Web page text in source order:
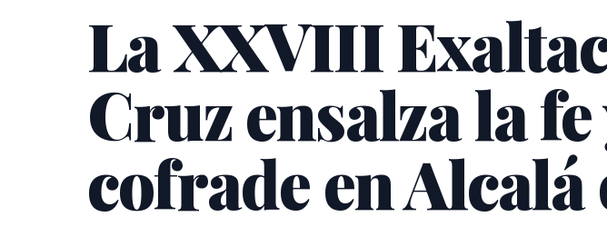
La XXVIII
Cruz ensalza la
cofrade en Alcalá